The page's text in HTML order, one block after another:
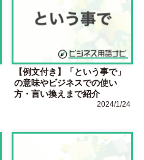
【例文付き】「という事で」
の意味やビジネスでの使い
方・言い換えまで紹介
2024/1/24